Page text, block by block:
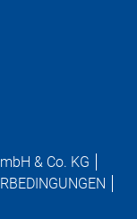
& Co. KG